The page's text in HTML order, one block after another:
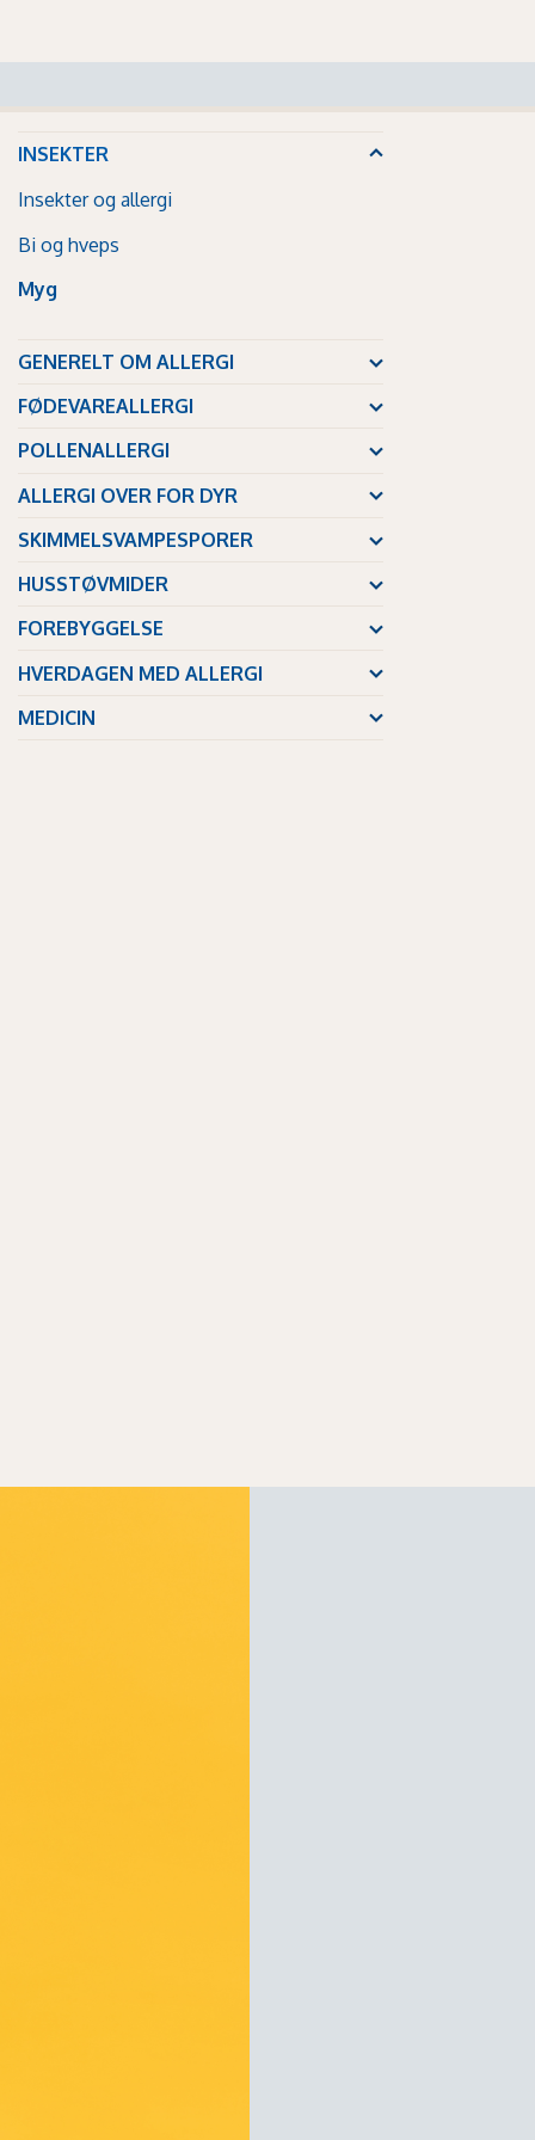
INSEKTER
Insekter og allergi
Bi og hveps
Myg
GENERELT OM ALLERGI
FØDEVAREALLERGI
POLLENALLERGI
ALLERGI OVER FOR DYR
SKIMMELSVAMPESPORER
HUSSTØVMIDER
FOREBYGGELSE
HVERDAGEN MED ALLERGI
MEDICIN